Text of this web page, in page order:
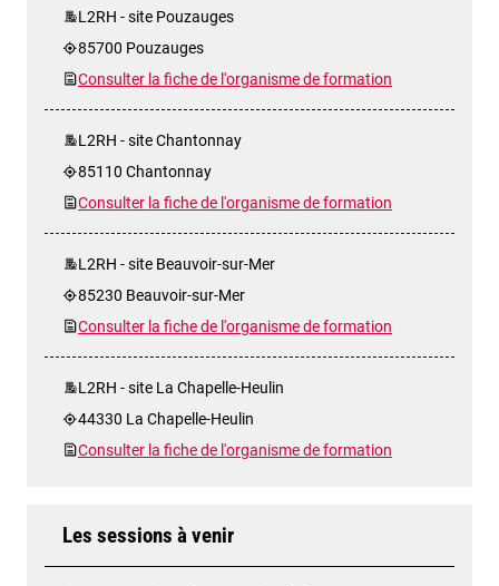
L2RH - site Pouzauges
85700 Pouzauges
Consulter la fiche de l'organisme de formation
L2RH - site Chantonnay
85110 Chantonnay
Consulter la fiche de l'organisme de formation
L2RH - site Beauvoir-sur-Mer
85230 Beauvoir-sur-Mer
Consulter la fiche de l'organisme de formation
L2RH - site La Chapelle-Heulin
44330 La Chapelle-Heulin
Consulter la fiche de l'organisme de formation
Les sessions à venir